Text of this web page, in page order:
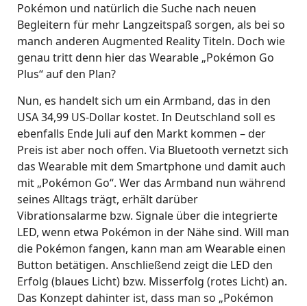
Pokémon und natürlich die Suche nach neuen
Begleitern für mehr Langzeitspaß sorgen, als bei so
manch anderen Augmented Reality Titeln. Doch wie
genau tritt denn hier das Wearable „Pokémon Go
Plus“ auf den Plan?
Nun, es handelt sich um ein Armband, das in den
USA 34,99 US-Dollar kostet. In Deutschland soll es
ebenfalls Ende Juli auf den Markt kommen – der
Preis ist aber noch offen. Via Bluetooth vernetzt sich
das Wearable mit dem Smartphone und damit auch
mit „Pokémon Go“. Wer das Armband nun während
seines Alltags trägt, erhält darüber
Vibrationsalarme bzw. Signale über die integrierte
LED, wenn etwa Pokémon in der Nähe sind. Will man
die Pokémon fangen, kann man am Wearable einen
Button betätigen. Anschließend zeigt die LED den
Erfolg (blaues Licht) bzw. Misserfolg (rotes Licht) an.
Das Konzept dahinter ist, dass man so „Pokémon